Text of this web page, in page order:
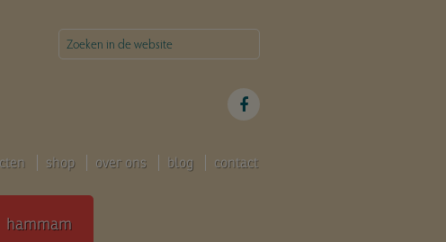
shop over ons blog contact
hammam